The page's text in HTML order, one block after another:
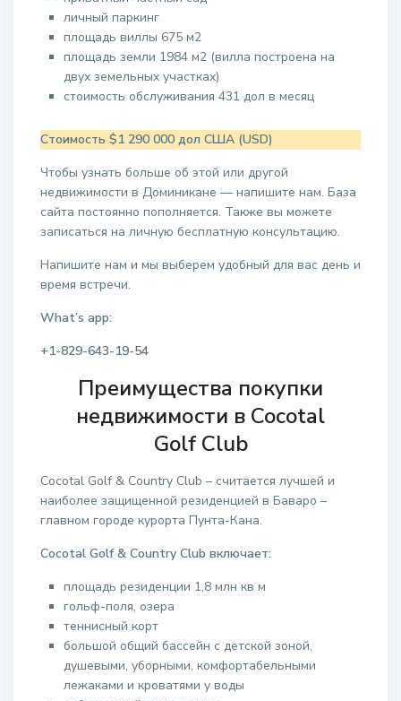
личный паркинг
площадь виллы 675 м2
площадь земли 1984 м2 (вилла построена на
двух земельных участках)
стоимость обслуживания 431 дол в месяц
Стоимость $1 290 000 дол США (USD)
Чтобы узнать больше об этой или другой
недвижимости в Доминикане — напишите нам. База
сайта постоянно пополняется. Также вы можете
записаться на личную бесплатную консультацию.
Напишите нам и мы выберем удобный для вас день и
время встречи.
What’s app:
+1-829-643-19-54
Преимущества покупки
недвижимости в Cocotal
Golf Club
Cocotal Golf & Country Club – считается лучшей и
наиболее защищенной резиденцией в Баваро –
главном городе курорта Пунта-Кана.
Cocotal Golf & Country Club включает:
площадь резиденции 1,8 млн кв м
гольф-поля, озера
теннисный корт
большой общий бассейн с детской зоной,
душевыми, уборными, комфортабельными
лежаками и кроватями у воды